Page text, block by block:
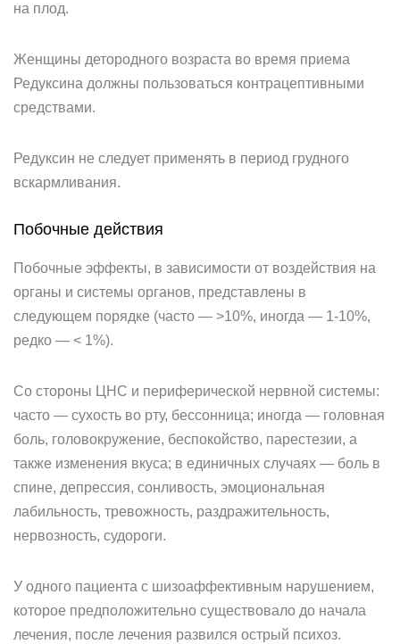
на плод.
Женщины детородного возраста во время приема
Редуксина должны пользоваться контрацептивными
средствами.
Редуксин не следует применять в период грудного
вскармливания.
Побочные действия
Побочные эффекты, в зависимости от воздействия на
органы и системы органов, представлены в
следующем порядке (часто — >10%, иногда — 1-10%,
редко — < 1%).
Со стороны ЦНС и периферической нервной системы:
часто — сухость во рту, бессонница; иногда — головная
боль, головокружение, беспокойство, парестезии, а
также изменения вкуса; в единичных случаях — боль в
спине, депрессия, сонливость, эмоциональная
лабильность, тревожность, раздражительность,
нервозность, судороги.
У одного пациента с шизоаффективным нарушением,
которое предположительно существовало до начала
лечения, после лечения развился острый психоз.